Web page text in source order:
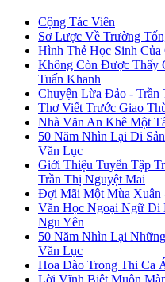
Cộng Tác Viên
Sơ Lược Về Trường
Hình Thẻ Học Sinh
Không Còn Được Thấy
Tuấn Khanh
Chuyện Lừa Đảo - Trần
Thơ Viết Trước Giao
Nhà Văn An Khê Một
50 Năm Nhìn Lại Di
Văn Lục
Giới Thiệu Tuyển Tập
Trần Thị Nguyệt Mai
Đợi Mãi Một Mùa Xuân
Văn Học Ngoại Ngữ Di
Ngu Yên
50 Năm Nhìn Lại
Văn Lục
Hoa Đào Trong Thi Ca
Lời Vĩnh Biệt Muộn